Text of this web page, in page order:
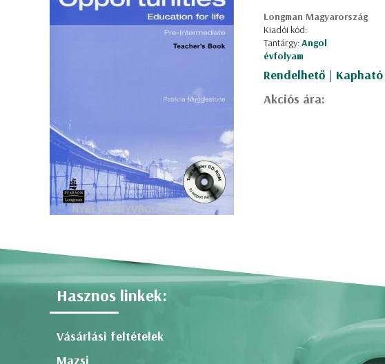
Longman Magyarország
Kiadói kód:
Tantárgy:Angol
évfolyam
Rendelhető | Kapható
Akciós ára:
Hasznos linkek:
Vásárlási feltételek
Mazsi